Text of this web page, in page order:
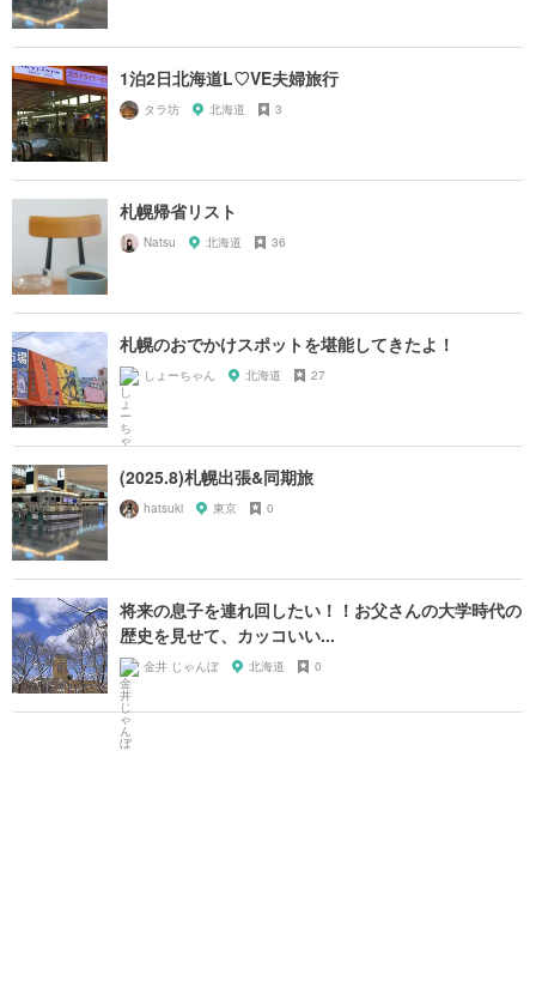
1泊2日北海道L♡VE夫婦旅行
タラ坊 北海道 3
札幌帰省リスト
Natsu 北海道 36
札幌のおでかけスポットを堪能してきたよ！
しょーちゃん 北海道 27
(2025.8)札幌出張&同期旅
hatsuki 東京 0
将来の息子を連れ回したい！！お父さんの大学時代の
歴史を見せて、カッコいい...
金井 じゃんぼ 北海道 0